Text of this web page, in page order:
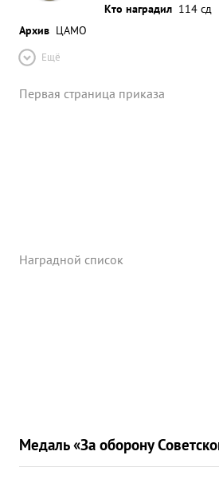
Кто наградил 114 сд
Архив ЦАМО
Ещё
Первая страница приказа
Наградной список
Медаль «За оборону